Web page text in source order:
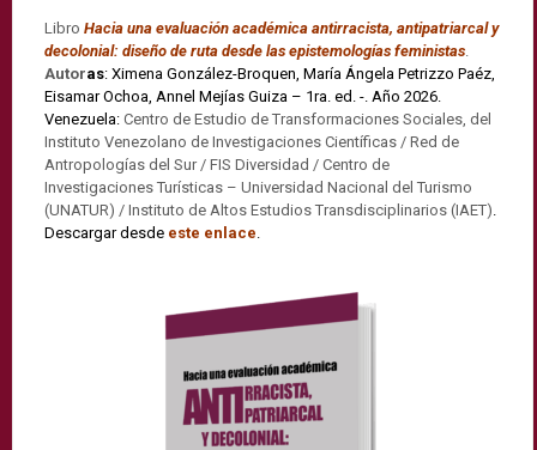
Libro Hacia una evaluación académica antirracista, antipatriarcal y
decolonial: diseño de ruta desde las epistemologías feministas.
Autoras: Ximena González-Broquen, María Ángela Petrizzo Paéz,
Eisamar Ochoa, Annel Mejías Guiza – 1ra. ed. -. Año 2026.
Venezuela: Centro de Estudio de Transformaciones Sociales, del
Instituto Venezolano de Investigaciones Científicas / Red de
Antropologías del Sur / FIS Diversidad / Centro de
Investigaciones Turísticas – Universidad Nacional del Turismo
(UNATUR) / Instituto de Altos Estudios Transdisciplinarios (IAET).
Descargar desde este enlace.